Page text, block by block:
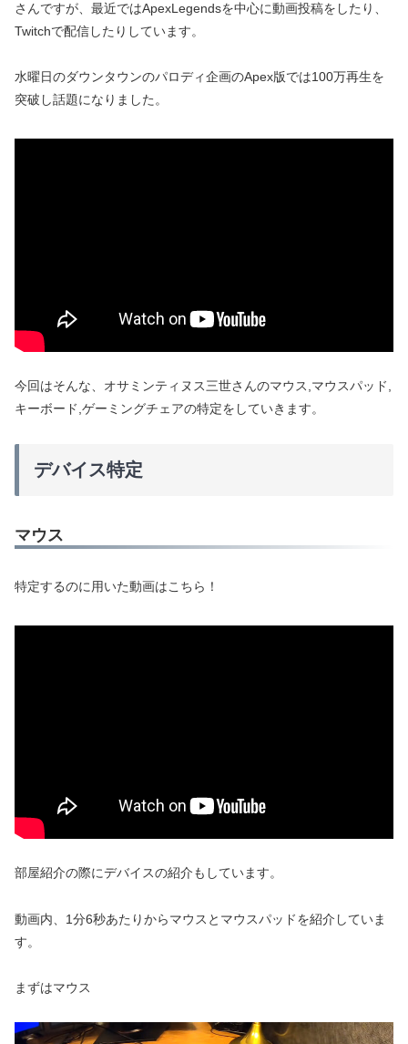
さんですが、最近ではApexLegendsを中心に動画投稿をしたり、
Twitchで配信したりしています。
水曜日のダウンタウンのパロディ企画のApex版では100万再生を
突破し話題になりました。
今回はそんな、オサミンティヌス三世さんのマウス,マウスパッド,
キーボード,ゲーミングチェアの特定をしていきます。
デバイス特定
マウス
特定するのに用いた動画はこちら！
部屋紹介の際にデバイスの紹介もしています。
動画内、1分6秒あたりからマウスとマウスパッドを紹介していま
す。
まずはマウス